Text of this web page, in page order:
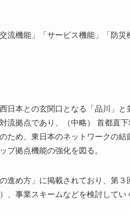
流機能」「サービス機能」「防災
日本との玄関口となる「品川」と
流拠点であり、（中略） 首都直
ため、東日本のネットワークの結
プ拠点機能の強化を図る。
進め方」に掲載されており、第３
、事業スキームなどを検討してい